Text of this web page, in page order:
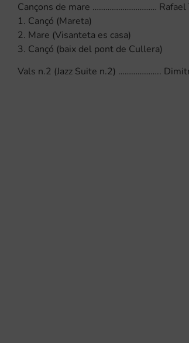
Cançons de mare ………………………… Rafael
1. Cançó (Mareta)
2. Mare (Visanteta es casa)
3. Cançó (baix del pont de Cullera)
Vals n.2 (Jazz Suite n.2) ………………..